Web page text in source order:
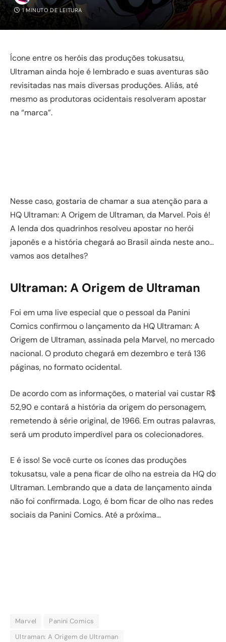
1 MINUTO DE LEITURA
Ícone entre os heróis das produções tokusatsu,
Ultraman ainda hoje é lembrado e suas aventuras são
revisitadas nas mais diversas produções. Aliás, até
mesmo as produtoras ocidentais resolveram apostar
na “marca”.
Nesse caso, gostaria de chamar a sua atenção para a
HQ Ultraman: A Origem de Ultraman, da Marvel. Pois é!
A lenda dos quadrinhos resolveu apostar no herói
japonês e a história chegará ao Brasil ainda neste ano…
vamos aos detalhes?
Ultraman: A Origem de Ultraman
Foi em uma live especial que o pessoal da Panini
Comics confirmou o lançamento da HQ Ultraman: A
Origem de Ultraman, assinada pela Marvel, no mercado
nacional. O produto chegará em dezembro e terá 136
páginas, no formato ocidental.
De acordo com as informações, o material vai custar R$
52,90 e contará a história da origem do personagem,
remetendo à série original, de 1966. Em outras palavras,
será um produto imperdível para os colecionadores.
E é isso! Se você curte os ícones das produções
tokusatsu, vale a pena ficar de olho na estreia da HQ do
Ultraman. Lembrando que a data de lançamento ainda
não foi confirmada. Logo, é bom ficar de olho nas redes
sociais da Panini Comics. Até a próxima…
Marvel
Panini Comics
Ultraman: A Origem de Ultraman